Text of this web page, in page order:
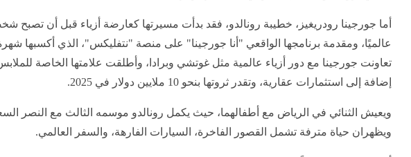
أما جورجينا رودريغيز، خطيبة رونالدو، فقد بدأت مسيرتها كعارضة أزياء قبل أن تصبح
عالميًا، ومقدمة برنامجها الواقعي "أنا جورجينا" على منصة "نتفليكس"، الذي أكسبها
تعاونت جورجينا مع دور أزياء عالمية مثل غوتشي وبرادا، وأطلقت علامتها الخاصة
إضافة إلى استثمارات عقارية، وتقدر ثروتها بنحو 10 ملايين دولار في 2025.
ويعيش الثنائي في الرياض مع أطفالهما، حيث يكمل رونالدو موسمه الثالث مع النصر
ويظهران حياة مترفة تشمل القصور الفاخرة، السيارات الفارهة، والسفر العالمي.